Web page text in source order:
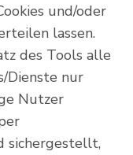
und/oder
lassen.
des Tools alle
Dienste nur
Nutzer
sichergestellt,